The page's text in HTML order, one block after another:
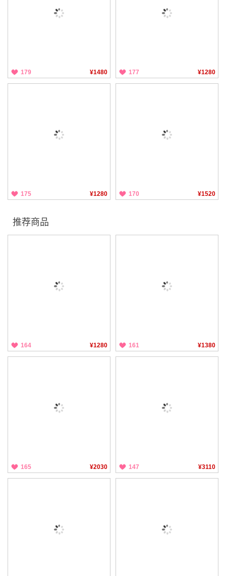
179 ¥1480 177 ¥1280
175 ¥1280 170 ¥1520
推荐商品
164 ¥1280 161 ¥1380
165 ¥2030 147 ¥3110